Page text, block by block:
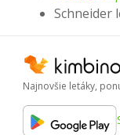
Schneider
Najnovšie letáky,